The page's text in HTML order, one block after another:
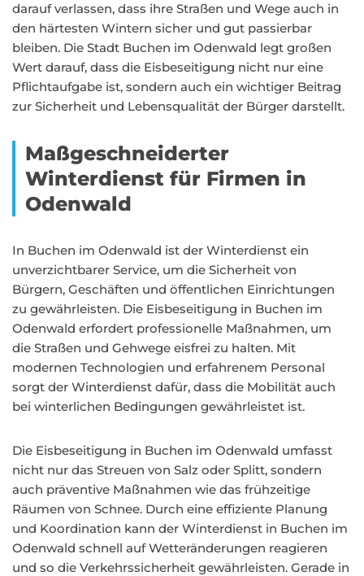
darauf verlassen, dass ihre Straßen und Wege auch in
den härtesten Wintern sicher und gut passierbar
bleiben. Die Stadt Buchen im Odenwald legt großen
Wert darauf, dass die Eisbeseitigung nicht nur eine
Pflichtaufgabe ist, sondern auch ein wichtiger Beitrag
zur Sicherheit und Lebensqualität der Bürger darstellt.
Maßgeschneiderter
Winterdienst für Firmen in
Odenwald
In Buchen im Odenwald ist der Winterdienst ein
unverzichtbarer Service, um die Sicherheit von
Bürgern, Geschäften und öffentlichen Einrichtungen
zu gewährleisten. Die Eisbeseitigung in Buchen im
Odenwald erfordert professionelle Maßnahmen, um
die Straßen und Gehwege eisfrei zu halten. Mit
modernen Technologien und erfahrenem Personal
sorgt der Winterdienst dafür, dass die Mobilität auch
bei winterlichen Bedingungen gewährleistet ist.
Die Eisbeseitigung in Buchen im Odenwald umfasst
nicht nur das Streuen von Salz oder Splitt, sondern
auch präventive Maßnahmen wie das frühzeitige
Räumen von Schnee. Durch eine effiziente Planung
und Koordination kann der Winterdienst in Buchen im
Odenwald schnell auf Wetteränderungen reagieren
und so die Verkehrssicherheit gewährleisten. Gerade in